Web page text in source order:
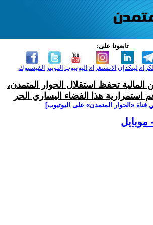
تابعونا على:
الفيسبوك التويتر اليوتيوب الانستغرام لينكدإن
المالية تحفظ استقلال الحوار المتمدن،
استمرارية هذا الفضاء اليساري الحر
‫«الحوار المتمدن» على اليوتيوب]
موبايل